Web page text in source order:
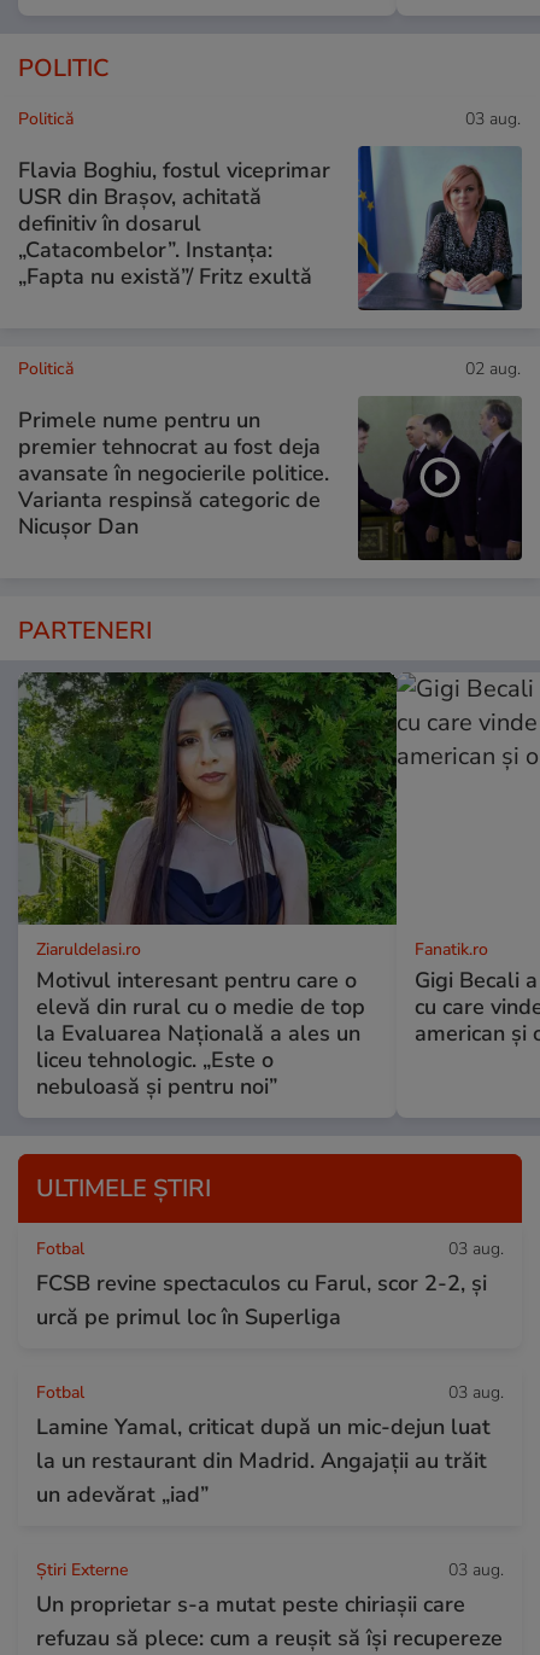
POLITIC
Politică 03 aug.
Flavia Boghiu, fostul viceprimar
USR din Brașov, achitată
definitiv în dosarul
„Catacombelor”. Instanța:
„Fapta nu există”/ Fritz exultă
Politică 02 aug.
Primele nume pentru un
premier tehnocrat au fost deja
avansate în negocierile politice.
Varianta respinsă categoric de
Nicușor Dan
PARTENERI
ZiaruldeIasi.ro
Motivul interesant pentru care o
elevă din rural cu o medie de top
la Evaluarea Națională a ales un
liceu tehnologic. „Este o
nebuloasă și pentru noi”
Fanatik.ro
Gigi Becali
cu care
american și
ULTIMELE ȘTIRI
Fotbal 03 aug.
FCSB revine spectaculos cu Farul, scor 2-2, și
urcă pe primul loc în Superliga
Fotbal 03 aug.
Lamine Yamal, criticat după un mic-dejun luat
la un restaurant din Madrid. Angajații au trăit
un adevărat „iad”
Știri Externe 03 aug.
Un proprietar s-a mutat peste chiriașii care
refuzau să plece: cum a reușit să își recupereze